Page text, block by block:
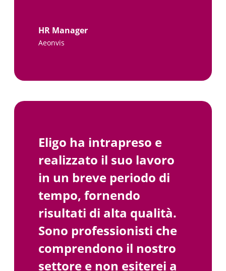
HR Manager
Aeonvis
Eligo ha intrapreso e
realizzato il suo lavoro
in un breve periodo di
tempo, fornendo
risultati di alta qualità.
Sono professionisti che
comprendono il nostro
settore e non esiterei a
2026
Site by